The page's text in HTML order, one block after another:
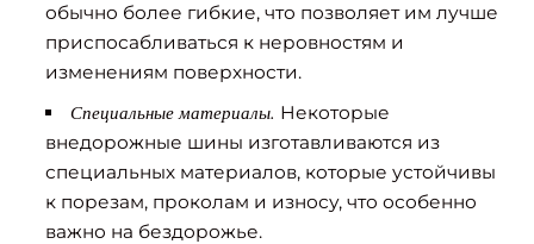
обычно более гибкие, что позволяет им лучше
приспосабливаться к неровностям и
изменениям поверхности.
Специальные материалы. Некоторые
внедорожные шины изготавливаются из
специальных материалов, которые устойчивы
к порезам, проколам и износу, что особенно
важно на бездорожье.